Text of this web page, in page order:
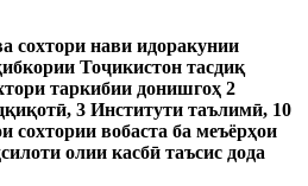
сохтори нави идоракунии
Тоҷикистон тасдиқ
таркибии донишгоҳ 2
3 Институти таълимӣ, 10
сохтории вобаста ба меъёрҳои
олии касбӣ таъсис дода